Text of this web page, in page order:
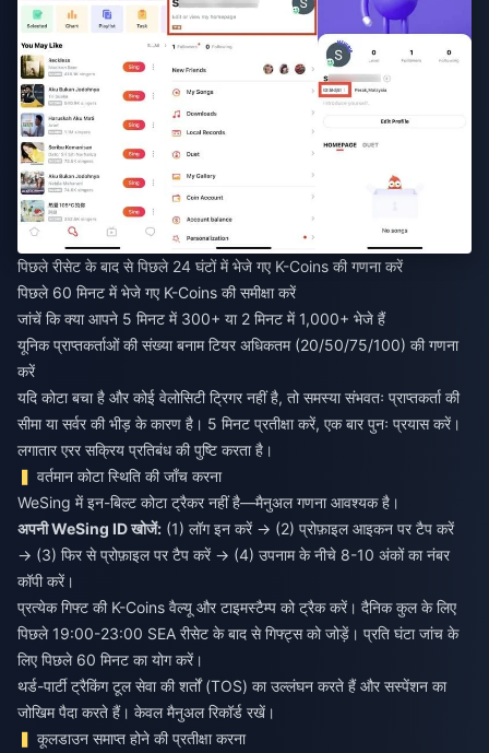
पिछले रीसेट के बाद से पिछले 24 घंटों में भेजे गए K-Coins की गणना करें
पिछले 60 मिनट में भेजे गए K-Coins की समीक्षा करें
जांचें कि क्या आपने 5 मिनट में 300+ या 2 मिनट में 1,000+ भेजे हैं
यूनिक प्राप्तकर्ताओं की संख्या बनाम टियर अधिकतम (20/50/75/100) की गणना
करें
यदि कोटा बचा है और कोई वेलोसिटी ट्रिगर नहीं है, तो समस्या संभवतः प्राप्तकर्ता की
सीमा या सर्वर की भीड़ के कारण है। 5 मिनट प्रतीक्षा करें, एक बार पुनः प्रयास करें।
लगातार एरर सक्रिय प्रतिबंध की पुष्टि करता है।
वर्तमान कोटा स्थिति की जाँच करना
WeSing में इन-बिल्ट कोटा ट्रैकर नहीं है—मैनुअल गणना आवश्यक है।
अपनी WeSing ID खोजें: (1) लॉग इन करें → (2) प्रोफ़ाइल आइकन पर टैप करें
→ (3) फिर से प्रोफ़ाइल पर टैप करें → (4) उपनाम के नीचे 8-10 अंकों का नंबर
कॉपी करें।
प्रत्येक गिफ्ट की K-Coins वैल्यू और टाइमस्टैम्प को ट्रैक करें। दैनिक कुल के लिए
पिछले 19:00-23:00 SEA रीसेट के बाद से गिफ्ट्स को जोड़ें। प्रति घंटा जांच के
लिए पिछले 60 मिनट का योग करें।
थर्ड-पार्टी ट्रैकिंग टूल सेवा की शर्तों (TOS) का उल्लंघन करते हैं और सस्पेंशन का
जोखिम पैदा करते हैं। केवल मैनुअल रिकॉर्ड रखें।
कूलडाउन समाप्त होने की प्रतीक्षा करना